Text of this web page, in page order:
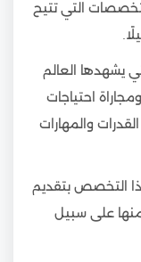
التي تتيح
يشهدها العالم
احتياجات
والمهارات
التخصص بتقديم
على سبيل